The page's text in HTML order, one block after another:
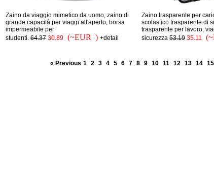
Zaino da viaggio mimetico da uomo, zaino di
grande capacità per viaggi all'aperto, borsa
impermeabile per
studenti. 64.37 30.89 (~EUR ) +detail
Zaino trasparente per
scolastico trasparente di
trasparente per lavoro,
sicurezza 53.19 35.11
« Previous 1 2 3 4 5 6 7 8 9 10 11 12 13 14 15